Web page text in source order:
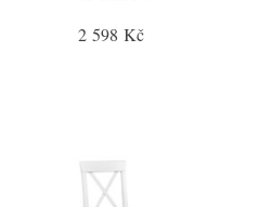
2 598 Kč